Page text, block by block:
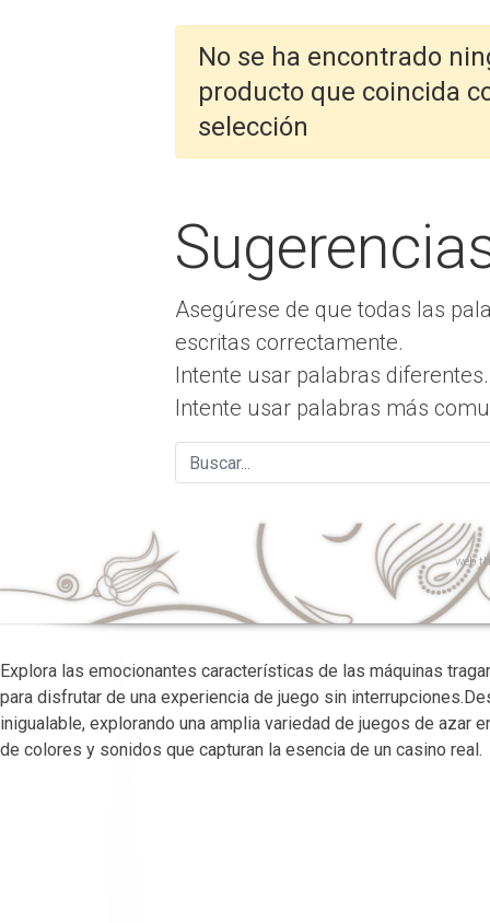
No se ha encontrado
producto que coincida
selección
Asegúrese de que todas las
escritas correctamente.
Intente usar palabras diferentes.
Intente usar palabras más
web
Explora las emocionantes características de las máquinas
para disfrutar de una experiencia de juego sin
inigualable, explorando una amplia variedad de juegos de azar
de colores y sonidos que capturan la esencia de un casino real.